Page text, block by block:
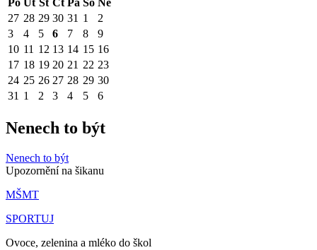
Po Út St Čt Pá So Ne
27 28 29 30 31 1
2
3
4 5 6 7 8
9
10 11 12 13 14 15 16
17 18 19 20 21 22 23
24 25 26 27 28 29 30
31 1 2 3 4 5 6
Nenech to být
Nenech to být
Upozornění na šikanu
MŠMT
SPORTUJ
Ovoce, zelenina a mléko do škol